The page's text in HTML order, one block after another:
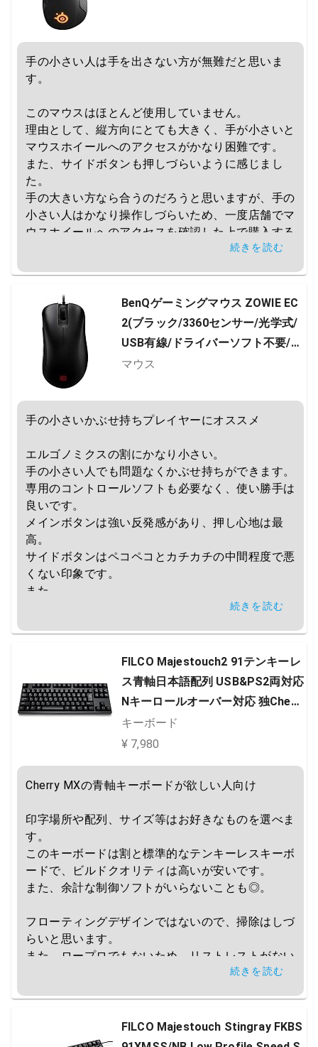
また、上記のデメリットから手の小さい人はこの製
品でシューティングゲーム等をすることはおすすめ
できません。本当にホールドが安定しません。
手の小さい人は手を出さない方が無難だと思いま
す。
このマウスはほとんど使用していません。
理由として、縦方向にとても大きく、手が小さいと
マウスホイールへのアクセスがかなり困難です。
また、サイドボタンも押しづらいように感じまし
た。
手の大きい方なら合うのだろうと思いますが、手の
小さい人はかなり操作しづらいため、一度店舗でマ
ウスホイールへのアクセスを確認した上で購入する
続きを読む
BenQゲーミングマウス ZOWIE EC
2(ブラック/3360センサー/光学式/
USB有線/ドライバーソフト不要/4
段階DPI/5ボタン/右利き用/90g/中
マウス
手の小さいかぶせ持ちプレイヤーにオススメ
エルゴノミクスの割にかなり小さい。
手の小さい人でも問題なくかぶせ持ちができます。
専用のコントロールソフトも必要なく、使い勝手は
良いです。
メインボタンは強い反発感があり、押し心地は最
高。
サイドボタンはペコペコとカチカチの中間程度で悪
くない印象です。
また
度はごまかせますが、滑りやすいのは確かです。
他には有線である点、ケーブルが他社と比較して硬
い点が挙げられます。
続きを読む
FILCO Majestouch2 91テンキーレ
ス青軸日本語配列 USB&PS2両対応
Nキーロールオーバー対応 独Cherr
y青軸採用メカニカルキーボード ブ
ラック FKBN91MC/JB2
キーボード
¥ 7,980
Cherry MXの青軸キーボードが欲しい人向け
印字場所や配列、サイズ等はお好きなものを選べま
す。
このキーボードは割と標準的なテンキーレスキーボ
ードで、ビルドクオリティは高いが安いです。
また、余計な制御ソフトがいらないことも◎。
フローティングデザインではないので、掃除はしづ
らいと思います。
また、ロープロでもないため、リストレストがない
と手が小さい人だと疲れてくると思います。
続きを読む
FILCO Majestouch Stingray FKBS